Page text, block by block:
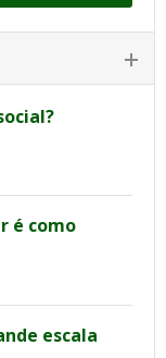
é como
escala